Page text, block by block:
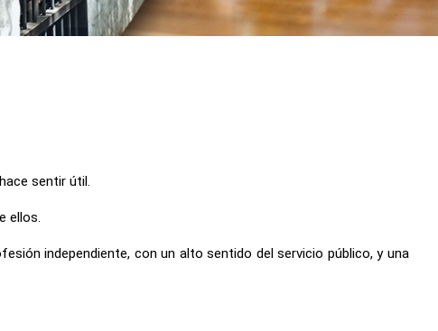
sentir útil.
ellos.
independiente, con un alto sentido del servicio público, y una